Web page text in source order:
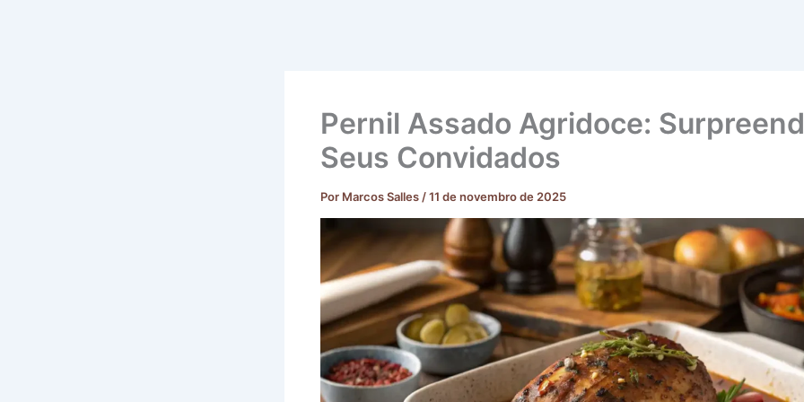
Pernil Assado Agridoce:
Seus Convidados
Por Marcos Salles /11 de novembro de 2025